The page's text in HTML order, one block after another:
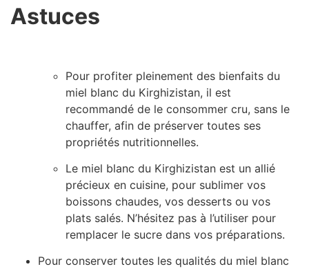
Astuces
Pour profiter pleinement des bienfaits du
miel blanc du Kirghizistan, il est
recommandé de le consommer cru, sans le
chauffer, afin de préserver toutes ses
propriétés nutritionnelles.
Le miel blanc du Kirghizistan est un allié
précieux en cuisine, pour sublimer vos
boissons chaudes, vos desserts ou vos
plats salés. N’hésitez pas à l’utiliser pour
remplacer le sucre dans vos préparations.
Pour conserver toutes les qualités du miel blanc